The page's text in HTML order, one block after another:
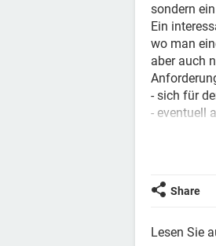
sondern
Ein
wo man
aber auch
- sich für
- eventuell
- über
Danke
Share
Lesen Sie